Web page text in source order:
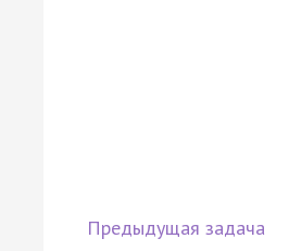
Предыдущая задача